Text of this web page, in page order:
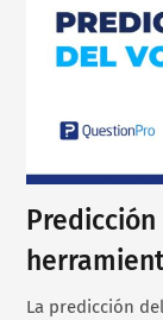
La predicción